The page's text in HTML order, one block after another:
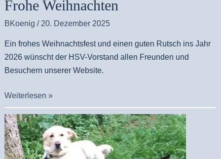
Frohe Weihnachten
BKoenig / 20. Dezember 2025
Ein frohes Weihnachtsfest und einen guten Rutsch ins Jahr
2026 wünscht der HSV-Vorstand allen Freunden und
Besuchern unserer Website.
Weiterlesen »
Ende
des
Übungsbetriebes;